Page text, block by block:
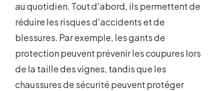
au quotidien. Tout d'abord, ils permettent de
réduire les risques d'accidents et de
blessures. Par exemple, les gants de
protection peuvent prévenir les coupures lors
de la taille des vignes, tandis que les
chaussures de sécurité peuvent protéger